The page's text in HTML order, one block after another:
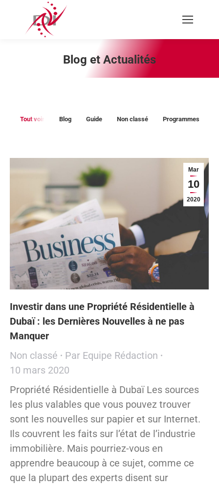
Recherche
:
Blog et Actualités
Vous êtes ici :
Tout voir Blog Guide Non classé Programmes
Mar
10
2020
Investir dans une Propriété Résidentielle à
Dubaï : les Dernières Nouvelles à ne pas
Manquer
Non classé
Par Equipe Rédaction
10 mars 2020
Propriété Résidentielle à Dubaï Les sources
les plus valables que vous pouvez trouver
sont les nouvelles sur papier et sur Internet.
Ils couvrent les faits sur l’état de l’industrie
immobilière. Mais pourriez-vous en
apprendre beaucoup à ce sujet, comme ce
que la plupart des experts disent sur